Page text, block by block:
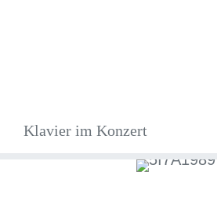
Klavier im Konzert